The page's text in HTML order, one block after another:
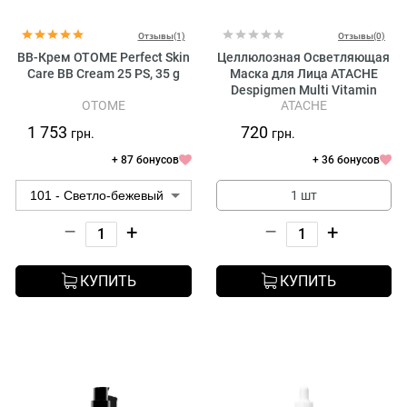
Отзывы(1)
BB-Крем OTOME Perfect Skin
Care BB Cream 25 PS, 35 g
OTOME
1 753 грн.
+ 87 бонусов
– +
КУПИТЬ
Отзывы(0)
Целлюлозная Осветляющая
Маска для Лица ATACHE
Despigmen Multi Vitamin
Promask DP3
ATACHE
720 грн.
+ 36 бонусов
1 шт
– +
КУПИТЬ